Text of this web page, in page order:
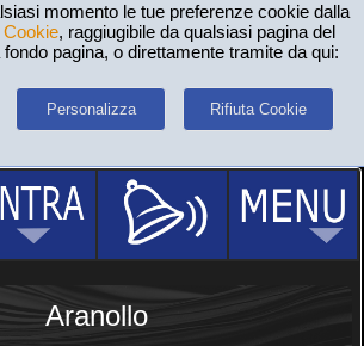
momento le tue preferenze cookie dalla
, raggiugibile da qualsiasi pagina del
pagina, o direttamente tramite da qui:
Personalizza Rifiuta Cookie
Aranollo